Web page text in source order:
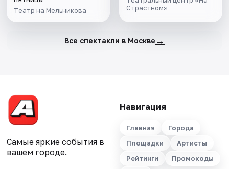
Театр на Мельникова
Страстном»
Все спектакли в Москве →
Самые яркие события в
вашем городе.
Навигация
Главная
Города
Площадки
Артисты
Рейтинги
Промокоды